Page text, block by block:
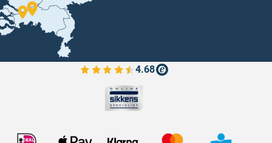
4.68
Bekijk de verfplaza beoordelingen